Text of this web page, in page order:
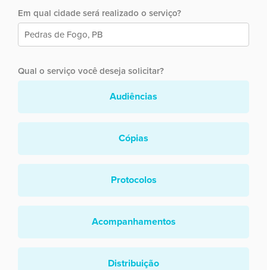
Em qual cidade será realizado o serviço?
Qual o serviço você deseja solicitar?
Audiências
Cópias
Protocolos
Acompanhamentos
Distribuição